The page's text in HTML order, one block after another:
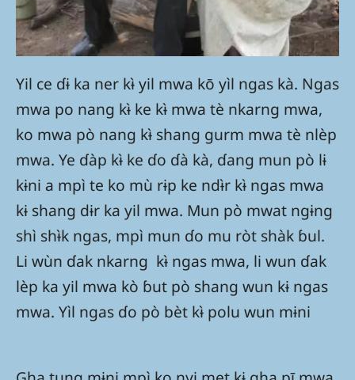
Yil ce ɗɨ ka ner kɨ̀ yil mwa kō yìl ngas kà. Ngas
mwa po nang kɨ̀ ke kɨ̀ mwa tè nkarng mwa,
ko mwa pò nang kɨ̀ shang gurm mwa tè nlèp
mwa. Ye ɗàp kɨ̀ ke ɗo ɗà kà, ɗang mun pò lɨ
kɨni a mpì te ko mù rɨp ke ndɨ̀r kɨ̀ ngas mwa
kɨ shang dɨr ka yil mwa. Mun pò mwat ngɨng
shì shɨ̀k ngas, mpì mun ɗo mu ròt shàk ɓul.
Li wùn ɗak nkarng kɨ̀ ngas mwa, li wun ɗak
lèp ka yil mwa kò ɓut pò shang wun kɨ ngas
mwa. Yìl ngas ɗo pò bèt kɨ̀ polu wun mɨni